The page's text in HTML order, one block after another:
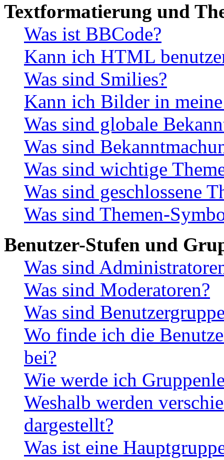
Textformatierung und
Was ist BBCode?
Kann ich HTML
Was sind Smilies?
Kann ich Bilder in
Was sind globale
Was sind
Was sind wichtige
Was sind geschlossene
Was sind Themen-
Benutzer-Stufen und
Was sind
Was sind Moderatoren?
Was sind
Wo finde ich die
bei?
Wie werde ich
Weshalb werden
dargestellt?
Was ist eine